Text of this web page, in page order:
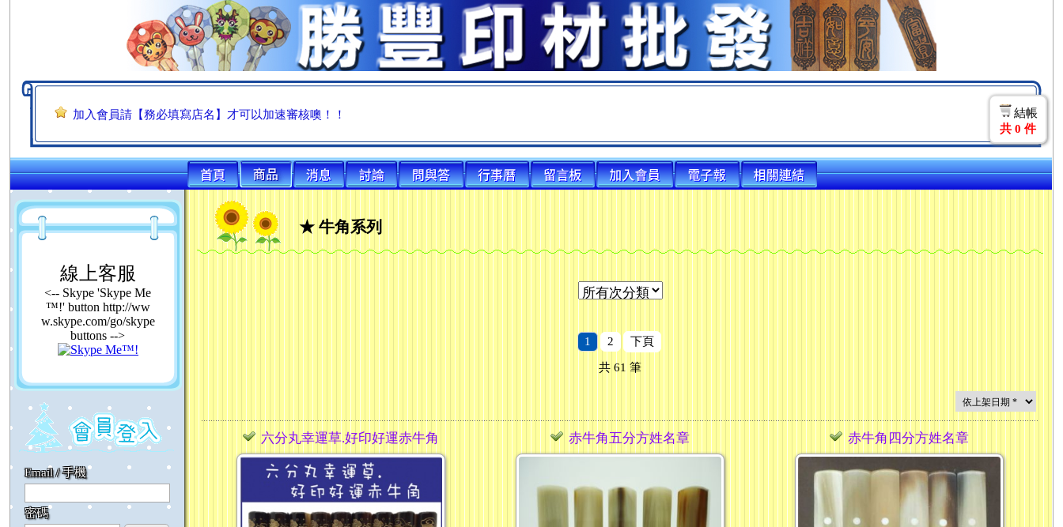
結帳
共 0 件
本印材批發網只接受同業，凡是【刻印行】、【刻印社】、【鎖匙店】都可以加入會員～
加入會員請【務必填寫店名】才可以加速審核噢！！
本印材批發網只接受同業，凡是【刻印行】、【刻印社】、【鎖匙店】都可以加入會員～
本印材批發網只接受同業，凡是【刻印行】、【刻印社】、【鎖匙店】都可以加入會員～
加入會員請【務必填寫店名】才可以加速審核噢！！
線上客服
<-- Skype 'Skype Me
™!' button http://ww
w.skype.com/go/skype
buttons -->
Email / 手機
密碼
★ 牛角系列
1 2 下頁
共 61筆
六分丸幸運草.好印好運赤牛角 赤牛角五分方姓名章 赤牛角四分方姓名章